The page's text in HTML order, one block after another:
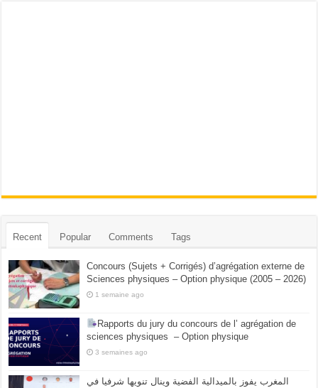
Recent Popular Comments Tags
Concours (Sujets + Corrigés) d’agrégation externe de
Sciences physiques – Option physique (2005 – 2026)
1 semaine ago
Rapports du jury du concours de l’ agrégation de
sciences physiques – Option physique
3 semaines ago
المغرب يفوز بالميدالية الفضية وينال تنويها شرفيا في